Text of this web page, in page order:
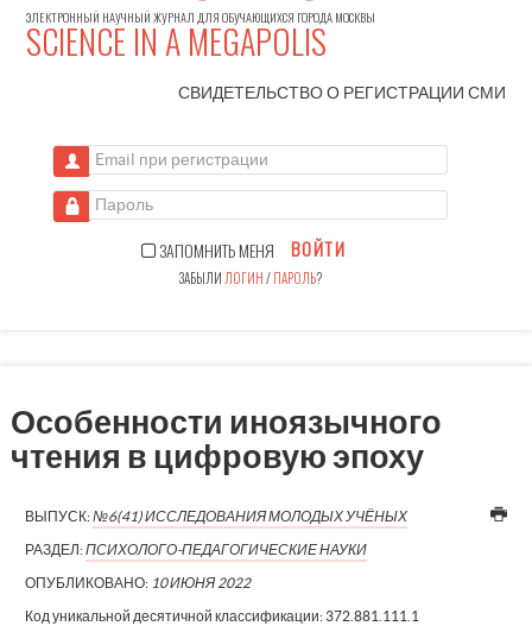
ЭЛЕКТРОННЫЙ НАУЧНЫЙ ЖУРНАЛ ДЛЯ ОБУЧАЮЩИХСЯ ГОРОДА МОСКВЫ
SCIENCE IN A MEGAPOLIS
СВИДЕТЕЛЬСТВО О РЕГИСТРАЦИИСМИ
Email при регистрации
Пароль
ЗАПОМНИТЬ МЕНЯ ВОЙТИ
ЗАБЫЛИ ЛОГИН/ПАРОЛЬ?
Особенности иноязычного
чтения в цифровую эпоху
ВЫПУСК:№6(41) ИССЛЕДОВАНИЯ МОЛОДЫХ УЧЁНЫХ
РАЗДЕЛ:ПСИХОЛОГО-ПЕДАГОГИЧЕСКИЕ НАУКИ
ОПУБЛИКОВАНО: 10 ИЮНЯ 2022
Код уникальной десятичной классификации: 372.881.111.1